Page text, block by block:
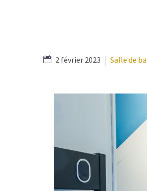
2 février 2023 Salle de